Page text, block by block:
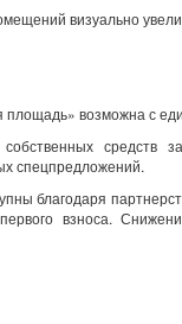
визуально
возможна с
средств
спецпредложений.
благодаря
взноса.